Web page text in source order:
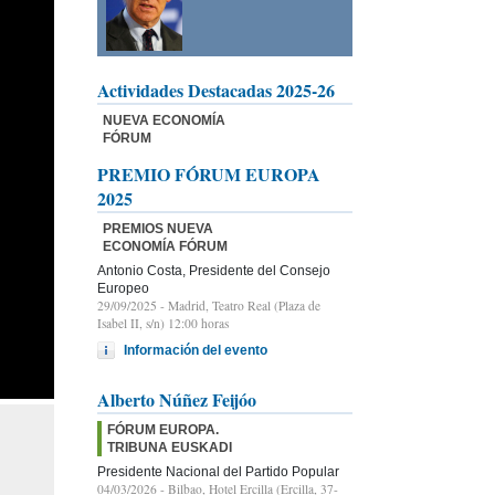
Actividades Destacadas 2025-26
NUEVA ECONOMÍA
FÓRUM
PREMIO FÓRUM EUROPA
2025
PREMIOS NUEVA
ECONOMÍA FÓRUM
Antonio Costa, Presidente del Consejo
Europeo
29/09/2025 - Madrid, Teatro Real (Plaza de
Isabel II, s/n) 12:00 horas
Información del evento
Alberto Núñez Feijóo
FÓRUM EUROPA.
TRIBUNA EUSKADI
Presidente Nacional del Partido Popular
04/03/2026 - Bilbao, Hotel Ercilla (Ercilla, 37-